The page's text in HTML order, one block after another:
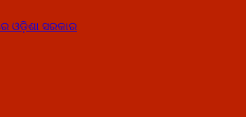
ଓଡ଼ିଶା ସରକାର